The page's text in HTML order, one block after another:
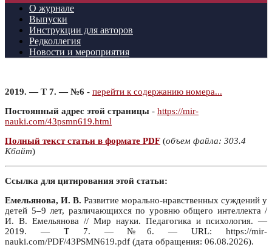
О журнале
Выпуски
Инструкции для авторов
Редколлегия
Новости и мероприятия
2019. — Т 7. — №6 - перейти к содержанию номера...
Постоянный адрес этой страницы - https://mir-
nauki.com/43psmn619.html
Полный текст статьи в формате PDF (объем файла: 303.4
Кбайт)
Ссылка для цитирования этой статьи:
Емельянова, И. В. Развитие морально-нравственных суждений у
детей 5–9 лет, различающихся по уровню общего интеллекта /
И. В. Емельянова // Мир науки. Педагогика и психология. —
2019. — Т 7. — №6. — URL: https://mir-
nauki.com/PDF/43PSMN619.pdf (дата обращения: 06.08.2026).